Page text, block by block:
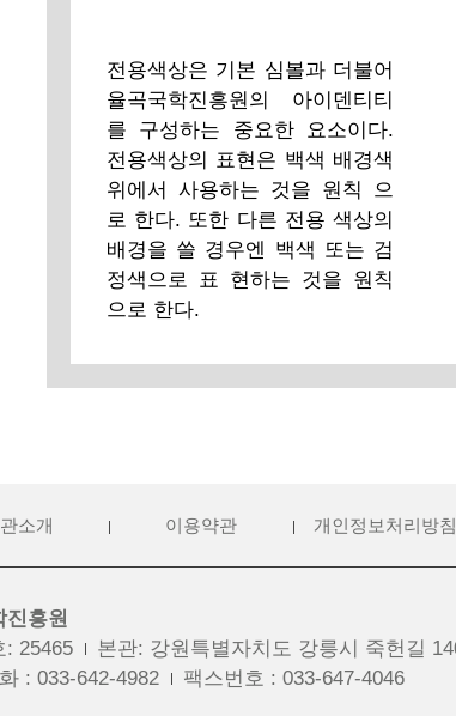
전용색상은 기본 심볼과 더불어
율곡국학진흥원의 아이덴티티
를 구성하는 중요한 요소이다.
전용색상의 표현은 백색 배경색
위에서 사용하는 것을 원칙 으
로 한다. 또한 다른 전용 색상의
배경을 쓸 경우엔 백색 또는 검
정색으로 표 현하는 것을 원칙
으로 한다.
소개 이용약관 개인정보처리방침
진흥원
: 25465 본관: 강원특별자치도 강릉시 죽헌길
: 033-642-4982 팩스번호 : 033-647-4046